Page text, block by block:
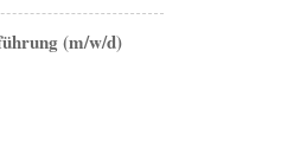
(m/w/d)